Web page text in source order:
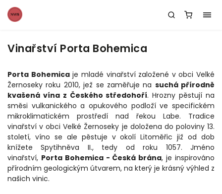
Vinařství Porta Bohemica
Porta Bohemicaje mladé vinařství založené v obci Velké
Žernoseky roku 2010, jež se zaměřuje na suchá přírodně
kvašená vína z Českého středohoří. Hrozny pěstují na
směsi vulkanického a opukového podloží ve specifickém
mikroklimatickém prostředí nad řekou Labe. Tradice
vinařství v obci Velké Žernoseky je doložena do poloviny 13.
století, víno se ale pěstuje v okolí Litoměřic již od dob
knížete Spytihněva II., tedy od roku 1057. Jméno
vinařství, Porta Bohemica - Česká brána, je inspirováno
přírodním geologickým útvarem, na který je krásný výhled z
našich vinic.